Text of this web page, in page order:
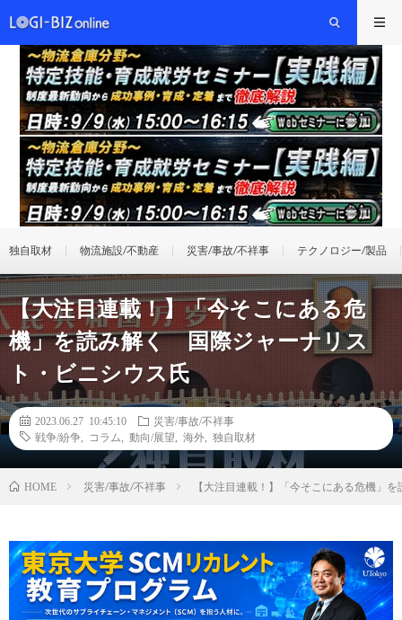
独自取材 物流施設/不動産 災害/事故/不祥事 テクノロジー/製品
【大注目連載！】「今そこにある危
機」を読み解く 国際ジャーナリス
ト・ビニシウス氏
2023.06.27 10:45:10
災害/事故/不祥事
戦争/紛争
コラム 動向/展望 海外 独自取材
HOME 災害/事故/不祥事 【大注目連載！】「今そこにある危機」